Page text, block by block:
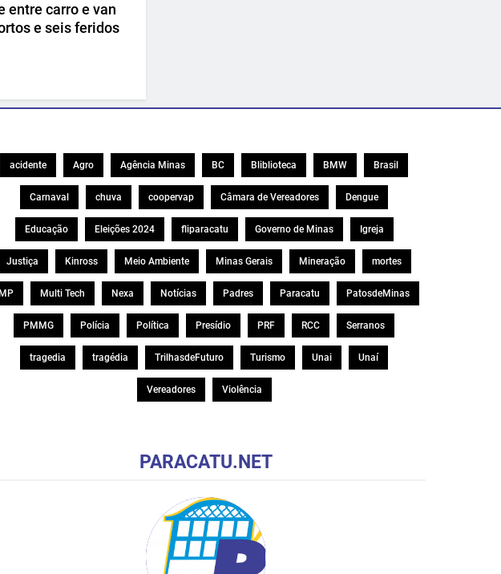
entre carro e van
e seis feridos
acidente Agro Agência Minas BC Bliblioteca BMW Brasil
Carnaval chuva coopervap Câmara de Vereadores Dengue
Educação Eleições 2024 fliparacatu Governo de Minas Igreja
Justiça Kinross Meio Ambiente Minas Gerais Mineração mortes
MP Multi Tech Nexa Notícias Padres Paracatu PatosdeMinas
PMMG Polícia Política Presídio PRF RCC Serranos
tragedia tragédia TrilhasdeFuturo Turismo Unai Unaí
Vereadores Violência
PARACATU.NET